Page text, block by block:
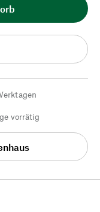
vorrätig